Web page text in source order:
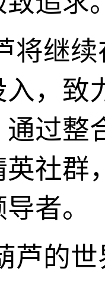
将继
，致
过整
社群
者。
芦的